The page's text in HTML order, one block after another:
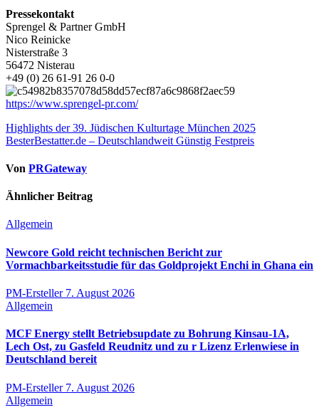
Pressekontakt
Sprengel & Partner GmbH
Nico Reinicke
Nisterstraße 3
56472 Nisterau
+49 (0) 26 61-91 26 0-0
https://www.sprengel-pr.com/
Beitragsnavigation
Highlights der 39. Jüdischen Kulturtage München 2025
BesterBestatter.de – Deutschlandweit Günstig Festpreis
Von PRGateway
Ähnlicher Beitrag
Allgemein
Newcore Gold reicht technischen Bericht zur
Vormachbarkeitsstudie für das Goldprojekt Enchi in Ghana ein
PM-Ersteller 7. August 2026
Allgemein
MCF Energy stellt Betriebsupdate zu Bohrung Kinsau-1A,
Lech Ost, zu Gasfeld Reudnitz und zu r Lizenz Erlenwiese in
Deutschland bereit
PM-Ersteller 7. August 2026
Allgemein